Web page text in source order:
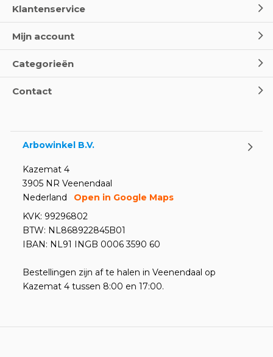
Oogspoel flessen en
Klantenservice
Mijn account
Categorieën
Contact
Arbowinkel B.V.
Kazemat 4
3905 NR Veenendaal
Nederland
Open in Google Maps
KVK: 99296802
BTW: NL868922845B01
IBAN: NL91 INGB 0006 3590 60
Bestellingen zijn af te halen in Veenendaal op
Kazemat 4 tussen 8:00 en 17:00.